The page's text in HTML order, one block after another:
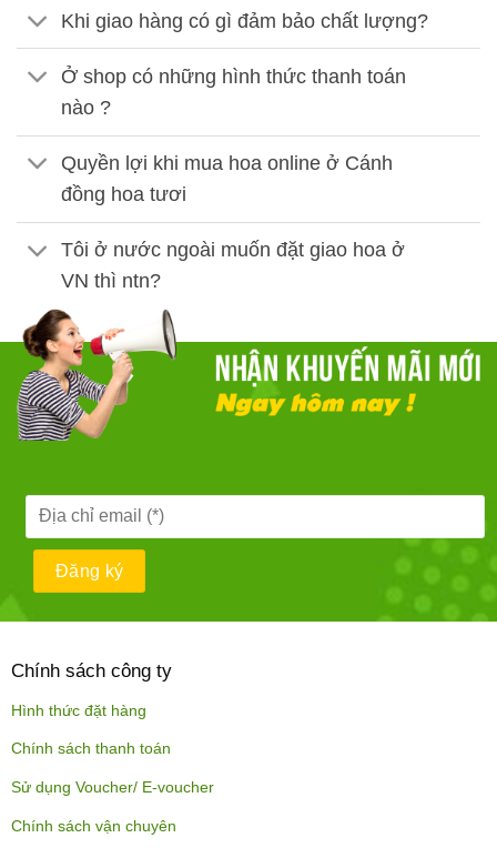
Khi giao hàng có gì đảm bảo chất lượng?
Ở shop có những hình thức thanh toán
nào ?
Quyền lợi khi mua hoa online ở Cánh
đồng hoa tươi
Tôi ở nước ngoài muốn đặt giao hoa ở
VN thì ntn?
Chính sách công ty
Hình thức đặt hàng
Chính sách thanh toán
Sử dụng Voucher/ E-voucher
Chính sách vận chuyên